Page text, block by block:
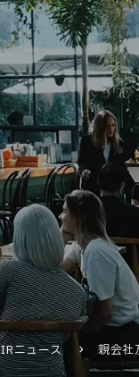
お知らせ
お役立ちコラ
採用情報
お問い合わせ
IRニュース 親会社